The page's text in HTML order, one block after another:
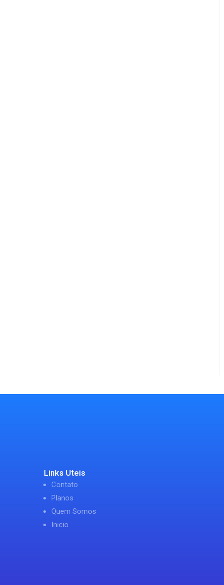
Links Uteis
Contato
Planos
Quem Somos
Inicio